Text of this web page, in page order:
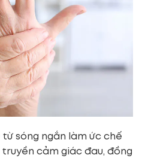
sóng ngắn làm ức chế
cảm giác đau, đồng